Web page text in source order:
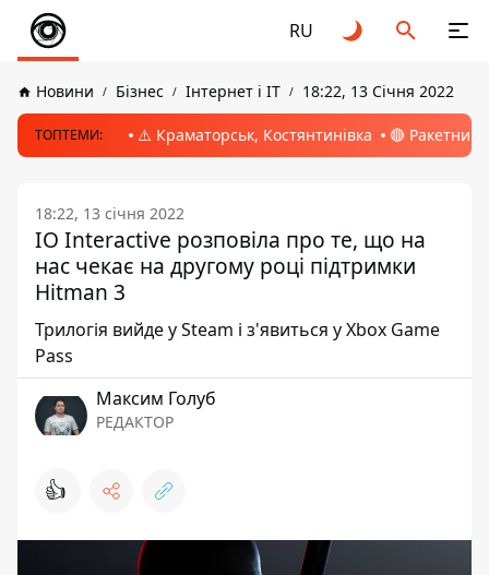
RU
Новини Бізнес Інтернет і ІТ 18:22, 13 Січня 2022
ТОПТЕМИ: ⚠️ Краматорськ, Костянтинівка 🔴 Ракетний
18:22, 13 січня 2022
IO Interactive розповіла про те, що на
нас чекає на другому році підтримки
Hitman 3
Трилогія вийде у Steam і з'явиться у Xbox Game
Pass
Максим Голуб
РЕДАКТОР
👍